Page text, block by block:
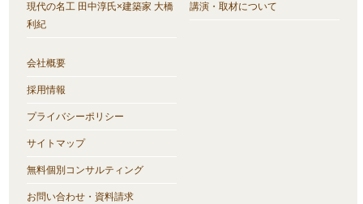
現代の名工 田中淳氏×建築家 大橋
利紀
講演・取材について
会社概要
採用情報
プライバシーポリシー
サイトマップ
無料個別コンサルティング
お問い合わせ・資料請求